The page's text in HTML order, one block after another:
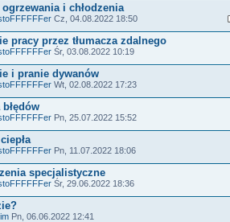
i chłodzenia
Cz, 04.08.2022 18:50
pracy przez tłumacza zdalnego
Śr, 03.08.2022 10:19
i pranie dywanów
Wt, 02.08.2022 17:23
Pn, 25.07.2022 15:52
Pn, 11.07.2022 18:06
specjalistyczne
Śr, 29.06.2022 18:36
Pn, 06.06.2022 12:41